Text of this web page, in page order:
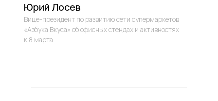
Юрий Лосев
Вице-президент по развитию сети супермаркетов
«Азбука Вкуса» об офисных стендах и активностях
к 8 марта.